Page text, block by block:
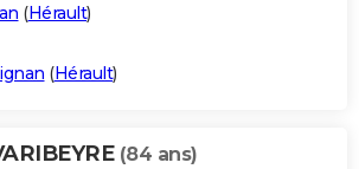
(Hérault)
(Hérault)
(84 ans)